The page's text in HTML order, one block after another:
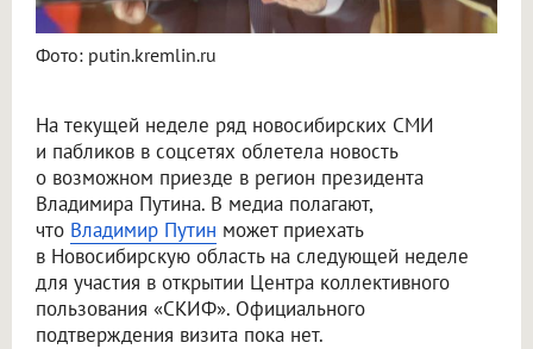
Фото: putin.kremlin.ru
На текущей неделе ряд новосибирских СМИ
и пабликов в соцсетях облетела новость
о возможном приезде в регион президента
Владимира Путина. В медиа полагают,
что Владимир Путин может приехать
в Новосибирскую область на следующей неделе
для участия в открытии Центра коллективного
пользования «СКИФ». Официального
подтверждения визита пока нет.